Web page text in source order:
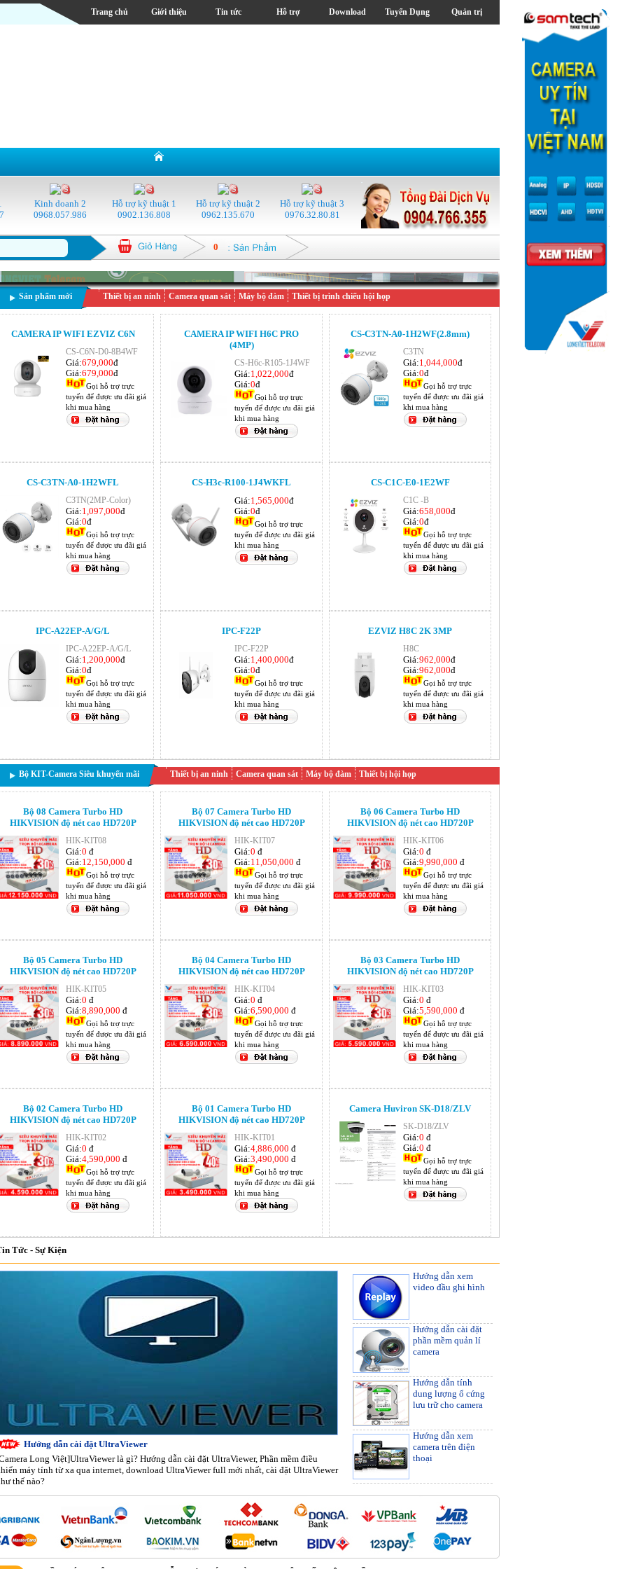
Trang chủ Giới thiệu Tin tức Hỗ trợ Download Tuyển Dụng Quản trị
Kinh doanh 2
0968.057.986
Hỗ trợ kỹ thuật 1
0902.136.808
Hỗ trợ kỹ thuật 2
0962.135.670
Hỗ trợ kỹ thuật 3
0976.32.80.81
0
Sản phẩm mới Thiết bị an ninh Camera quan sát Máy bộ đàm Thiết bị trình chiếu hội họp
CAMERA IP WIFI EZVIZ C6N
CS-C6N-D0-8B4WF
Giá:679,000đ
Giá:679,000đ
Gọi hỗ trợ trực
tuyến để được ưu đãi giá
khi mua hàng
CAMERA IP WIFI H6C PRO
(4MP)
CS-H6c-R105-1J4WF
Giá:1,022,000đ
Giá:0đ
Gọi hỗ trợ trực
tuyến để được ưu đãi giá
khi mua hàng
CS-C3TN-A0-1H2WF(2.8mm)
C3TN
Giá:1,044,000đ
Giá:0đ
Gọi hỗ trợ trực
tuyến để được ưu đãi giá
khi mua hàng
CS-C3TN-A0-1H2WFL
C3TN(2MP-Color)
Giá:1,097,000đ
Giá:0đ
Gọi hỗ trợ trực
tuyến để được ưu đãi giá
khi mua hàng
CS-H3c-R100-1J4WKFL
Giá:1,565,000đ
Giá:0đ
Gọi hỗ trợ trực
tuyến để được ưu đãi giá
khi mua hàng
CS-C1C-E0-1E2WF
C1C -B
Giá:658,000đ
Giá:0đ
Gọi hỗ trợ trực
tuyến để được ưu đãi giá
khi mua hàng
IPC-A22EP-A/G/L
IPC-A22EP-A/G/L
Giá:1,200,000đ
Giá:0đ
Gọi hỗ trợ trực
tuyến để được ưu đãi giá
khi mua hàng
IPC-F22P
IPC-F22P
Giá:1,400,000đ
Giá:0đ
Gọi hỗ trợ trực
tuyến để được ưu đãi giá
khi mua hàng
EZVIZ H8C 2K 3MP
H8C
Giá:962,000đ
Giá:962,000đ
Gọi hỗ trợ trực
tuyến để được ưu đãi giá
khi mua hàng
Bộ KIT-Camera Siêu khuyến mãi Thiết bị an ninh Camera quan sát Máy bộ đàm Thiết bị hội họp
Bộ 08 Camera Turbo HD
HIKVISION độ nét cao HD720P
HIK-KIT08
Giá:0 đ
Giá:12,150,000 đ
Gọi hỗ trợ trực
tuyến để được ưu đãi giá
khi mua hàng
Bộ 07 Camera Turbo HD
HIKVISION độ nét cao HD720P
HIK-KIT07
Giá:0 đ
Giá:11,050,000 đ
Gọi hỗ trợ trực
tuyến để được ưu đãi giá
khi mua hàng
Bộ 06 Camera Turbo HD
HIKVISION độ nét cao HD720P
HIK-KIT06
Giá:0 đ
Giá:9,990,000 đ
Gọi hỗ trợ trực
tuyến để được ưu đãi giá
khi mua hàng
Bộ 05 Camera Turbo HD
HIKVISION độ nét cao HD720P
HIK-KIT05
Giá:0 đ
Giá:8,890,000 đ
Gọi hỗ trợ trực
tuyến để được ưu đãi giá
khi mua hàng
Bộ 04 Camera Turbo HD
HIKVISION độ nét cao HD720P
HIK-KIT04
Giá:0 đ
Giá:6,590,000 đ
Gọi hỗ trợ trực
tuyến để được ưu đãi giá
khi mua hàng
Bộ 03 Camera Turbo HD
HIKVISION độ nét cao HD720P
HIK-KIT03
Giá:0 đ
Giá:5,590,000 đ
Gọi hỗ trợ trực
tuyến để được ưu đãi giá
khi mua hàng
Bộ 02 Camera Turbo HD
HIKVISION độ nét cao HD720P
HIK-KIT02
Giá:0 đ
Giá:4,590,000 đ
Gọi hỗ trợ trực
tuyến để được ưu đãi giá
khi mua hàng
Bộ 01 Camera Turbo HD
HIKVISION độ nét cao HD720P
HIK-KIT01
Giá:4,886,000 đ
Giá:3,490,000 đ
Gọi hỗ trợ trực
tuyến để được ưu đãi giá
khi mua hàng
Camera Huviron SK-D18/ZLV
SK-D18/ZLV
Giá:0 đ
Giá:0 đ
Gọi hỗ trợ trực
tuyến để được ưu đãi giá
khi mua hàng
Tức - Sự Kiện
Hướng dẫn cài đặt UltraViewer
Long Việt]UltraViewer là gì? Hướng dẫn cài đặt UltraViewer, Phần mềm điều
máy tính từ xa qua internet, download UltraViewer full mới nhất, cài đặt UltraViewer
thế nào?
Hướng dẫn xem
video đầu ghi hình
Hướng dẫn cài đặt
phần mềm quản lí
camera
Hướng dẫn tính
dung lượng ổ cứng
lưu trữ cho camera
Hướng dẫn xem
camera trên điện
thoại